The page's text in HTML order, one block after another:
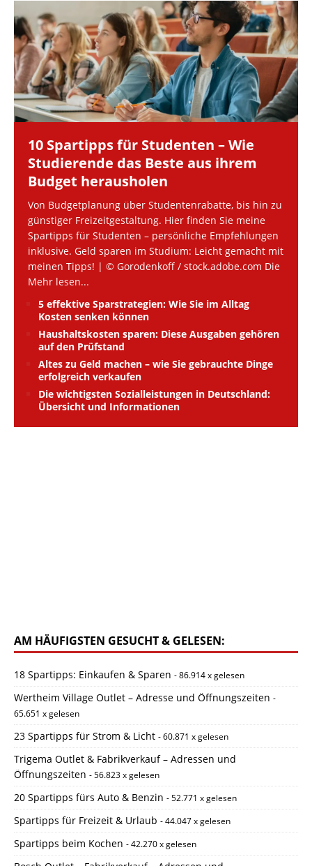
10 Spartipps für Studenten – Wie
Studierende das Beste aus ihrem
Budget herausholen
Von Budgetplanung über Studentenrabatte, bis hin zu
günstiger Freizeitgestaltung. Hier finden Sie meine
Spartipps für Studenten – persönliche Empfehlungen
inklusive. Geld sparen im Studium: Leicht gemacht mit
meinen Tipps! | © Gorodenkoff / stock.adobe.com Die
Mehr lesen...
5 effektive Sparstrategien: Wie Sie im Alltag
Kosten senken können
Haushaltskosten sparen: Diese Ausgaben gehören
auf den Prüfstand
Altes zu Geld machen – wie Sie gebrauchte Dinge
erfolgreich verkaufen
Die wichtigsten Sozialleistungen in Deutschland:
Übersicht und Informationen
AM HÄUFIGSTEN GESUCHT & GELESEN:
18 Spartipps: Einkaufen & Sparen - 86.914 x gelesen
Wertheim Village Outlet – Adresse und Öffnungszeiten -
65.651 x gelesen
23 Spartipps für Strom & Licht - 60.871 x gelesen
Trigema Outlet & Fabrikverkauf – Adressen und
Öffnungszeiten - 56.823 x gelesen
20 Spartipps fürs Auto & Benzin - 52.771 x gelesen
Spartipps für Freizeit & Urlaub - 44.047 x gelesen
Spartipps beim Kochen - 42.270 x gelesen